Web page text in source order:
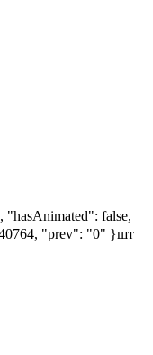
false,
"prev": "0" }шт